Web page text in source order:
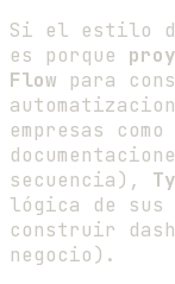
Si el estilo
es porque
Flow para
empresas como
secuencia),
lógica de sus
construir
negocio).